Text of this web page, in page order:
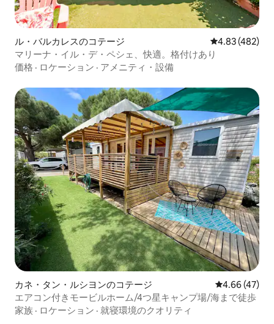
ル・バルカレスのコテージ レビュー482
4.83 (482)
マリーナ・イル・デ・ペシェ、快適。格付けあり
価格 · ロケーション · アメニティ・設備
カネ・タン・ルシヨンのコテージ レビュー47
4.66 (47)
エアコン付きモービルホーム/4つ星キャンプ場/海まで徒歩
家族 · ロケーション · 就寝環境のクオリティ